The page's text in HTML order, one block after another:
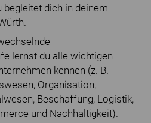
begleitet dich in deinem
lernst du alle wichtigen
kennen (z. B.
Organisation,
Beschaffung, Logistik,
und Nachhaltigkeit).